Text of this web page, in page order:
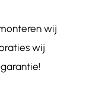
wij
wij